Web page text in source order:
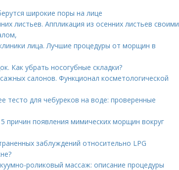
широкие поры на лице
листьев. Аппликация из осенних листьев своими
лица. Лучшие процедуры от морщин в
Как убрать носогубные складки?
салонов. Функционал косметологической
тесто для чебуреков на воде: проверенные
причин появления мимических морщин вокруг
заблуждений относительно LPG
роликовый массаж: описание процедуры